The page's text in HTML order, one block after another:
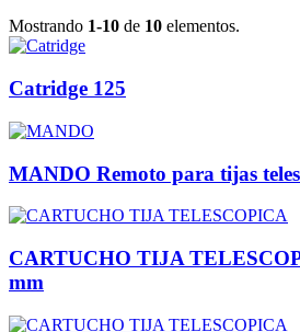
Mostrando 1-10 de 10 elementos.
Catridge 125
MANDO Remoto para tijas
CARTUCHO TIJA
mm